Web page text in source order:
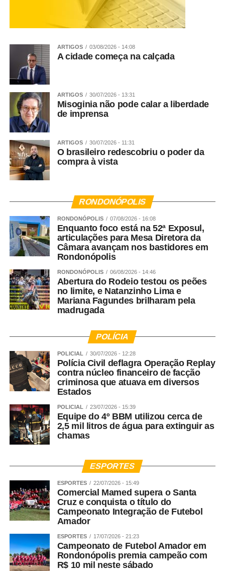
ARTIGOS 03/08/2026 - 14:08
A cidade começa na calçada
ARTIGOS 30/07/2026 - 13:31
Misoginia não pode calar a liberdade
de imprensa
ARTIGOS 30/07/2026 - 11:31
O brasileiro redescobriu o poder da
compra à vista
RONDONÓPOLIS
RONDONÓPOLIS 07/08/2026 - 16:08
Enquanto foco está na 52ª Exposul,
articulações para Mesa Diretora da
Câmara avançam nos bastidores em
Rondonópolis
RONDONÓPOLIS 06/08/2026 - 14:46
Abertura do Rodeio testou os peões
no limite, e Natanzinho Lima e
Mariana Fagundes brilharam pela
madrugada
POLÍCIA
POLICIAL 30/07/2026 - 12:28
Polícia Civil deflagra Operação Replay
contra núcleo financeiro de facção
criminosa que atuava em diversos
Estados
POLICIAL 23/07/2026 - 15:39
Equipe do 4º BBM utilizou cerca de
2,5 mil litros de água para extinguir as
chamas
ESPORTES
ESPORTES 22/07/2026 - 15:49
Comercial Mamed supera o Santa
Cruz e conquista o título do
Campeonato Integração de Futebol
Amador
ESPORTES 17/07/2026 - 21:23
Campeonato de Futebol Amador em
Rondonópolis premia campeão com
R$ 10 mil neste sábado